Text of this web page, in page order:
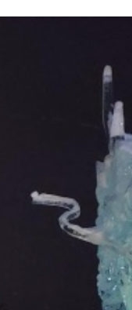
收藏
YouTu
be